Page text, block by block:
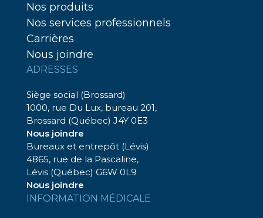
Nos produits
Nos services professionnels
Carrières
Nous joindre
ADRESSES
Siège social (Brossard)
1000, rue Du Lux, bureau 201,
Brossard (Québec) J4Y 0E3
Nous joindre
Bureaux et entrepôt (Lévis)
4865, rue de la Pascaline,
Lévis (Québec) G6W 0L9
Nous joindre
INFORMATION MÉDICALE